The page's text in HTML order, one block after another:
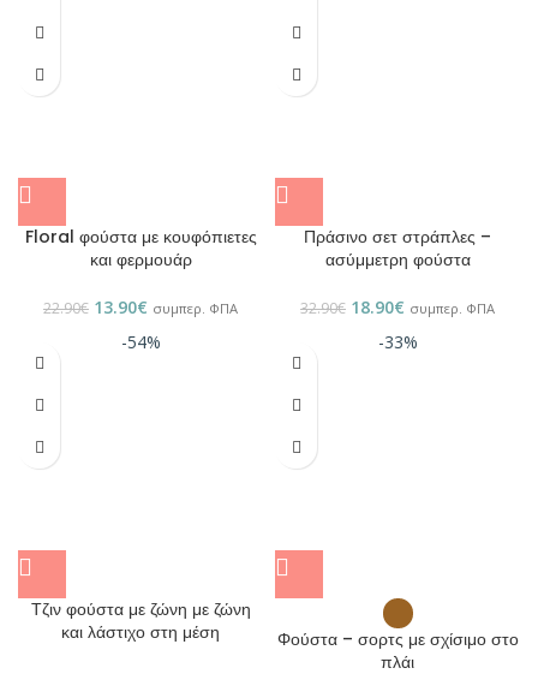
Floral φούστα με κουφόπιετες
και φερμουάρ
22.90€ 13.90€ συμπερ. ΦΠΑ
Πράσινο σετ στράπλες –
ασύμμετρη φούστα
32.90€ 18.90€ συμπερ. ΦΠΑ
-54%
Τζιν φούστα με ζώνη με ζώνη
και λάστιχο στη μέση
-33%
Φούστα – σορτς με σχίσιμο στο
πλάι